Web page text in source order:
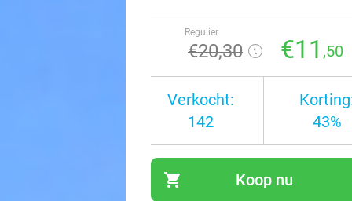
Regulier
€20,30 €11 ,50
Verkocht:
142
43%
shopping_cart Koop nu